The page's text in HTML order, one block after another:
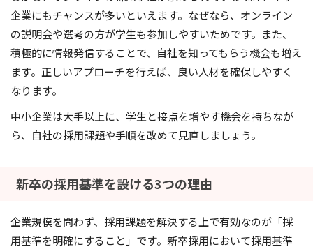
企業にもチャンスが多いといえます。なぜなら、オンライン
の説明会や選考の方が学生も参加しやすいためです。また、
積極的に情報発信することで、自社を知ってもらう機会も増え
ます。正しいアプローチを行えば、良い人材を確保しやすく
なります。
中小企業は大手以上に、学生と接点を増やす機会を持ちなが
ら、自社の採用課題や手順を改めて見直しましょう。
新卒の採用基準を設ける3つの理由
企業規模を問わず、採用課題を解決する上で有効なのが「採
用基準を明確にすること」です。新卒採用において採用基準